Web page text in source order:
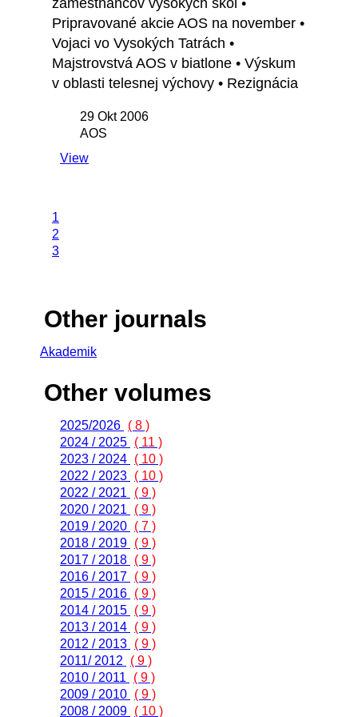
zamestnancov vysokých škôl •
Pripravované akcie AOS na november •
Vojaci vo Vysokých Tatrách •
Majstrovstvá AOS v biatlone • Výskum
v oblasti telesnej výchovy • Rezignácia
29 Okt 2006
AOS
View
1
2
3
Other journals
Akademik
Other volumes
2025/2026 ( 8 )
2024 / 2025 ( 11 )
2023 / 2024 ( 10 )
2022 / 2023 ( 10 )
2022 / 2021
( 9 )
2020 / 2021
( 9 )
2019 / 2020 ( 7 )
2018 / 2019 ( 9 )
2017 / 2018 ( 9 )
2016 / 2017 ( 9 )
2015 / 2016 ( 9 )
2014 / 2015 ( 9 )
2013 / 2014 ( 9 )
2012 / 2013 ( 9 )
2011/ 2012
( 9 )
2010 / 2011
( 9 )
2009 / 2010 ( 9 )
2008 / 2009 ( 10 )